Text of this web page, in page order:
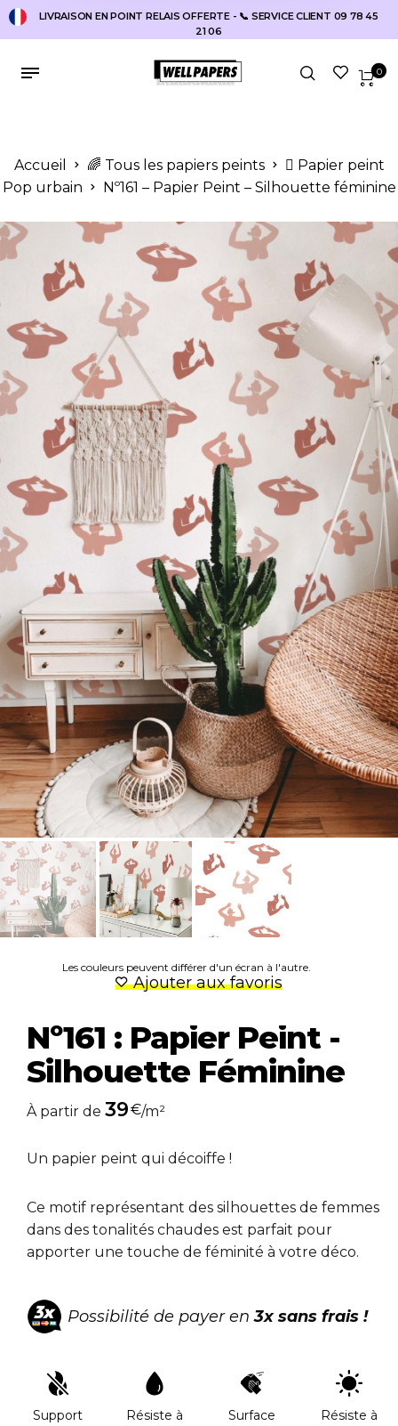
LIVRAISON EN POINT RELAIS OFFERTE - 📞 SERVICE CLIENT 09 78 45
21 06
0
Accueil 🌈 Tous les papiers peints
🫟 Papier peint
Pop urbain
Nº161 – Papier Peint – Silhouette féminine
Les couleurs peuvent différer d'un écran à l'autre.
Ajouter aux favoris
Nº161 : Papier Peint -
Silhouette Féminine
À partir de 39€/m²
Un papier peint qui décoiffe !
Ce motif représentant des silhouettes de femmes
dans des tonalités chaudes est parfait pour
apporter une touche de féminité à votre déco.
Possibilité de payer en3x sans frais !
Support
Résiste à
Surface
Résiste à